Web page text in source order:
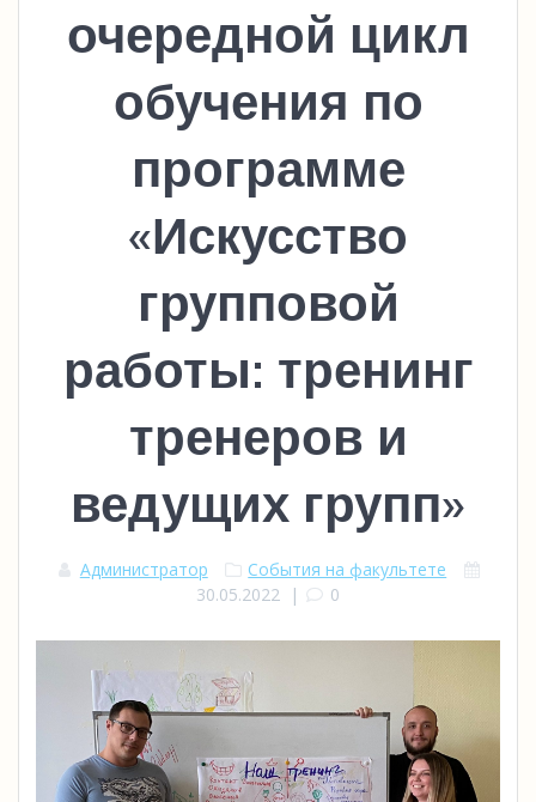
очередной цикл
обучения по
программе
«Искусство
групповой
работы: тренинг
тренеров и
ведущих групп»
Администратор
События на факультете
30.05.2022 | 0